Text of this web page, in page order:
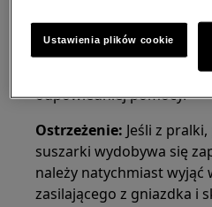
zaleca się
Klienta Electrolux i
problemu z
odpowiedniej pomocy.
Ostrzeżenie: Jeśli z
suszarki wydobywa się
należy natychmiast wyjąć
zasilającego z gniazdka i
Ustawienia plików cookie